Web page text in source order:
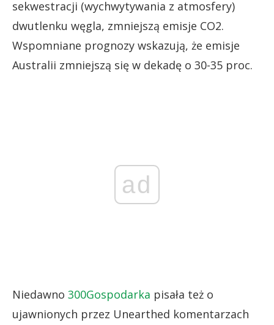
sekwestracji (wychwytywania z atmosfery)
dwutlenku węgla, zmniejszą emisje CO2.
Wspomniane prognozy wskazują, że emisje
Australii zmniejszą się w dekadę o 30-35 proc.
ad
Niedawno 300Gospodarka pisała też o
ujawnionych przez Unearthed komentarzach